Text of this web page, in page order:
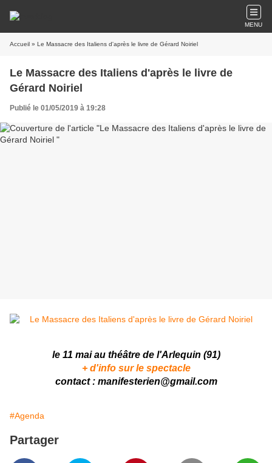
MENU
Accueil » Le Massacre des Italiens d'après le livre de Gérard Noiriel
Le Massacre des Italiens d'après le livre de
Gérard Noiriel
Publié le 01/05/2019 à 19:28
le 11 mai au théâtre de l'Arlequin (91)
+ d'info sur le spectacle
contact : manifesterien@gmail.com
#Agenda
Partager